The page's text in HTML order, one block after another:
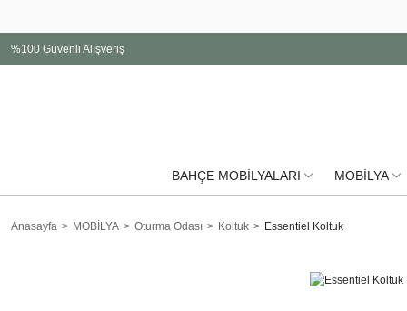
%100 Güvenli Alışveriş
BAHÇE MOBİLYALARI MOBİLYA
Anasayfa MOBİLYA Oturma Odası Koltuk Essentiel Koltuk